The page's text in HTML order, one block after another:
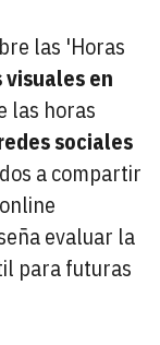
las 'Horas
en
las horas
sociales
a compartir
evaluar la
para futuras